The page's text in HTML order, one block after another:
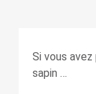
Si vous
sapin …